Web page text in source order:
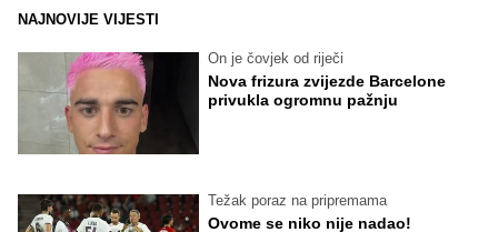
NAJNOVIJE VIJESTI
On je čovjek od riječi
Nova frizura zvijezde Barcelone
privukla ogromnu pažnju
Težak poraz na pripremama
Ovome se niko nije nadao!